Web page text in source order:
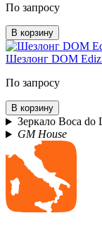
По запросу
В корзину
Шезлонг DOM
По запросу
В корзину
Зеркало Boca
GM House